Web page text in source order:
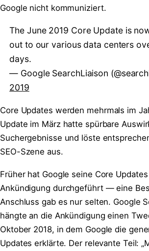
Google nicht kommuniziert.
The June 2019 Core Update is
out to our various data centers
days.
— Google SearchLiaison
2019
Core Updates werden mehrmals im
Update im März hatte spürbare
Suchergebnisse und löste
SEO-Szene aus.
Früher hat Google seine Core
Ankündigung durchgeführt — eine
Anschluss gab es nur selten. Google
hängte an die Ankündigung einen
Oktober 2018, in dem Google die
Updates erklärte. Der relevante Teil: